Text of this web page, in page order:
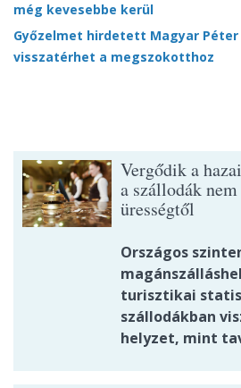
még kevesebbe kerül
Győzelmet hirdetett Magyar Péter
visszatérhet a megszokotthoz
Vergődik a
a szállodák
ürességtől
Országos
turisztikai
szállodákban
helyzet, mint